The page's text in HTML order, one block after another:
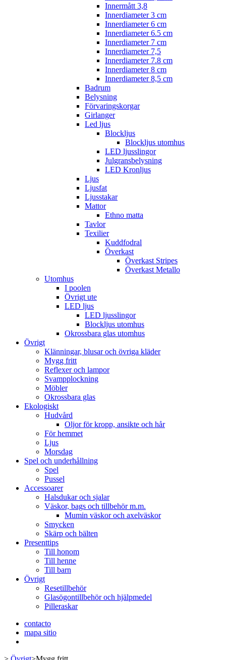
Innermått 3,8
Innerdiameter 3 cm
Innerdiameter 6 cm
Innerdiameter 6.5 cm
Innerdiameter 7 cm
Innerdiameter 7,5
Innerdiameter 7.8 cm
Innerdiameter 8 cm
Innerdiameter 8,5 cm
Badrum
Belysning
Förvaringskorgar
Girlanger
Led ljus
Blockljus
Blockljus utomhus
LED ljusslingor
Julgransbelysning
LED Kronljus
Ljus
Ljusfat
Ljusstakar
Mattor
Ethno matta
Tavlor
Texilier
Kuddfodral
Överkast
Överkast Stripes
Överkast Metallo
Utomhus
I poolen
Övrigt ute
LED ljus
LED ljusslingor
Blockljus utomhus
Okrossbara glas utomhus
Övrigt
Klänningar, blusar och övriga kläder
Mygg fritt
Reflexer och lampor
Svampplockning
Möbler
Okrossbara glas
Ekologiskt
Hudvård
Oljor för kropp, ansikte och hår
För hemmet
Ljus
Morsdag
Spel och underhållning
Spel
Pussel
Accessoarer
Halsdukar och sjalar
Väskor, bags och tillbehör m.m.
Mumin väskor och axelväskor
Smycken
Skärp och bälten
Presenttips
Till honom
Till henne
Till barn
Övrigt
Resetillbehör
Glasögontillbehör och hjälpmedel
Pilleraskar
contacto
mapa sitio